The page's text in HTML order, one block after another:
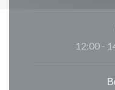
12:00 -